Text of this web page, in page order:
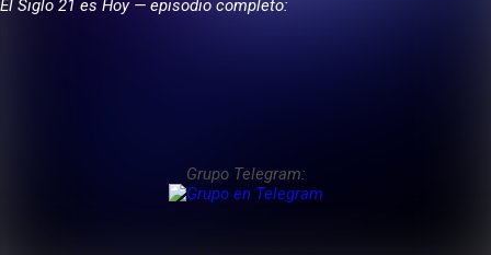
El Siglo 21 es Hoy — episodio completo:
Grupo Telegram: